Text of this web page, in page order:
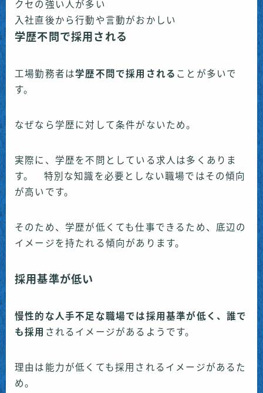
クセの強い人が多い
入社直後から行動や言動がおかしい
学歴不問で採用される
工場勤務者は学歴不問で採用される ことが多いで
す。
なぜなら学歴に対して条件がないため。
実際に、学歴を不問としている求人は多くありま
す。 特別な知識を必要としない職場ではその傾向
が高いです。
そのため、学歴が低くても仕事できるため、底辺の
イメージを持たれる傾向があります。
採用基準が低い
慢性的な人手不足な職場では採用基準が低く、誰で
も採用 されるイメージがあるようです。
理由は能力が低くても採用されるイメージがあるた
め。